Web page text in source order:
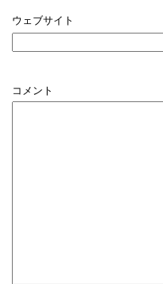
ウェブサイト
コメント